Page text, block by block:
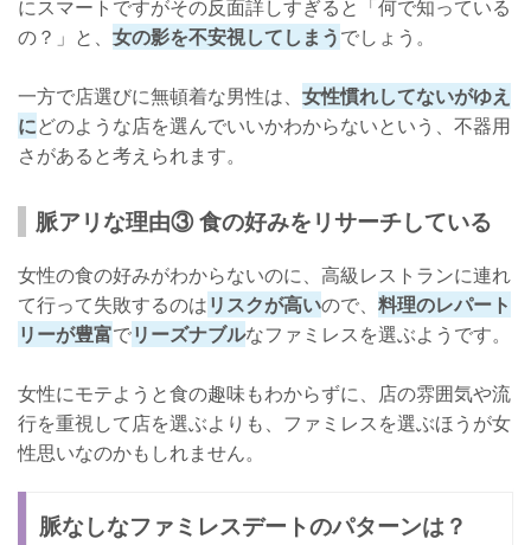
にスマートですがその反面詳しすぎると「何で知っている
の？」と、 女の影を不安視してしまうでしょう。
一方で店選びに無頓着な男性は、 女性慣れしてないがゆえ
にどのような店を選んでいいかわからないという、不器用
さがあると考えられます。
脈アリな理由③ 食の好みをリサーチしている
女性の食の好みがわからないのに、高級レストランに連れ
て行って失敗するのはリスクが高いので、 料理のレパート
リーが豊富でリーズナブルなファミレスを選ぶようです。
女性にモテようと食の趣味もわからずに、店の雰囲気や流
行を重視して店を選ぶよりも、ファミレスを選ぶほうが女
性思いなのかもしれません。
脈なしなファミレスデートのパターンは？